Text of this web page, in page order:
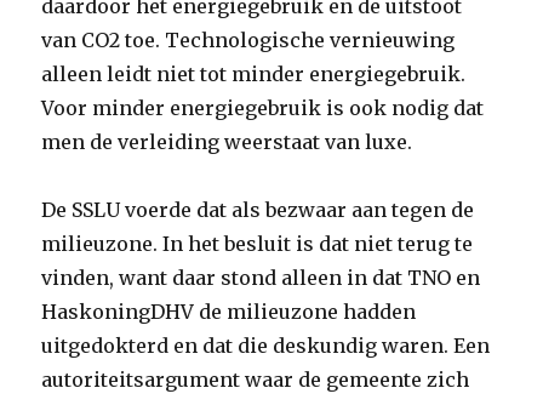
daardoor het energiegebruik en de uitstoot
van CO2 toe. Technologische vernieuwing
alleen leidt niet tot minder energiegebruik.
Voor minder energiegebruik is ook nodig dat
men de verleiding weerstaat van luxe.
De SSLU voerde dat als bezwaar aan tegen de
milieuzone. In het besluit is dat niet terug te
vinden, want daar stond alleen in dat TNO en
HaskoningDHV de milieuzone hadden
uitgedokterd en dat die deskundig waren. Een
autoriteitsargument waar de gemeente zich